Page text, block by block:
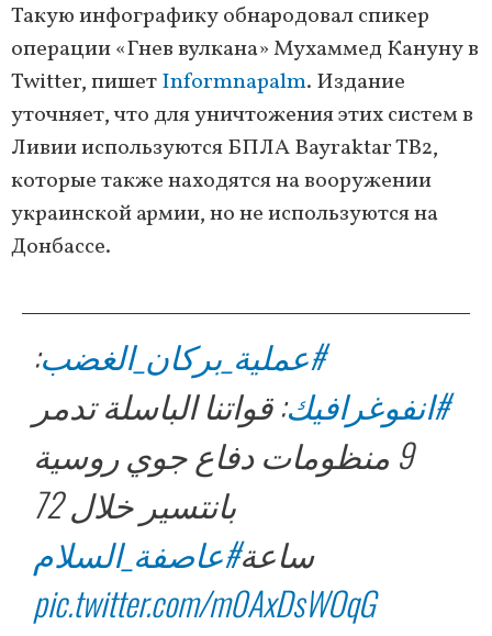
Такую инфографику обнародовал спикер
операции «Гнев вулкана» Мухаммед Кануну в
Twitter, пишетInformnapalm. Издание
уточняет, что для уничтожения этих систем в
Ливии используются БПЛА Bayraktar TB2,
которые также находятся на вооружении
украинской армии, но не используются на
Донбассе.
#عملية_بركان_الغضب:
#انفوغرافيك: قواتنا الباسلة تدمر
9 منظومات دفاع جوي روسية
بانتسير خلال 72
ساعة#عاصفة_السلام
pic.twitter.com/m0AxDsWOqG